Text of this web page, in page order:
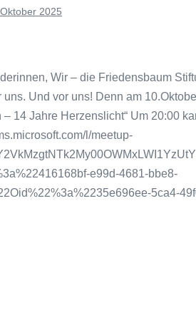
2025
Wir – die Friedensbaum
Und vor uns! Denn am
14 Jahre Herzenslicht“ Um 20:00
l/meetup-
e99d-4681-bbe8-
5ca4-